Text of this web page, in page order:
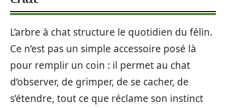
L’arbre à chat structure le quotidien du félin.
Ce n’est pas un simple accessoire posé là
pour remplir un coin : il permet au chat
d’observer, de grimper, de se cacher, de
s’étendre, tout ce que réclame son instinct